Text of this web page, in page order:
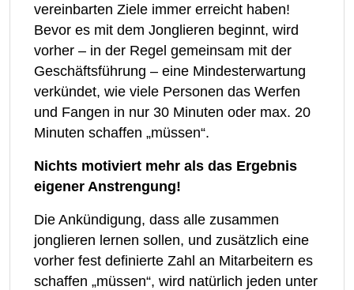
vereinbarten Ziele immer erreicht haben!
Bevor es mit dem Jonglieren beginnt, wird
vorher – in der Regel gemeinsam mit der
Geschäftsführung – eine Mindesterwartung
verkündet, wie viele Personen das Werfen
und Fangen in nur 30 Minuten oder max. 20
Minuten schaffen „müssen“.
Nichts motiviert mehr als das Ergebnis
eigener Anstrengung!
Die Ankündigung, dass alle zusammen
jonglieren lernen sollen, und zusätzlich eine
vorher fest definierte Zahl an Mitarbeitern es
schaffen „müssen“, wird natürlich jeden unter